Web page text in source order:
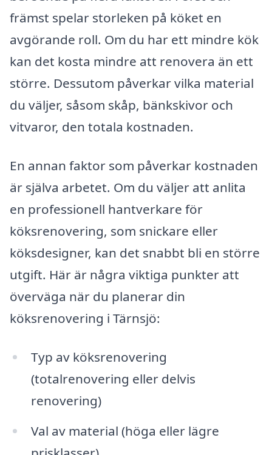
främst spelar storleken på köket en
avgörande roll. Om du har ett mindre kök
kan det kosta mindre att renovera än ett
större. Dessutom påverkar vilka material
du väljer, såsom skåp, bänkskivor och
vitvaror, den totala kostnaden.
En annan faktor som påverkar kostnaden
är själva arbetet. Om du väljer att anlita
en professionell hantverkare för
köksrenovering, som snickare eller
köksdesigner, kan det snabbt bli en större
utgift. Här är några viktiga punkter att
överväga när du planerar din
köksrenovering i Tärnsjö:
Typ av köksrenovering
(totalrenovering eller delvis
renovering)
Val av material (höga eller lägre